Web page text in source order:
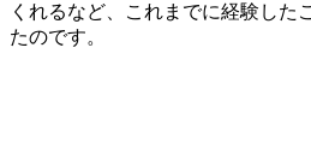
くれるなど、これまでに経験した
たのです。